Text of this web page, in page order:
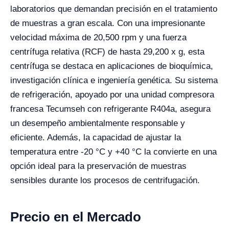
laboratorios que demandan precisión en el tratamiento
de muestras a gran escala. Con una impresionante
velocidad máxima de 20,500 rpm y una fuerza
centrífuga relativa (RCF) de hasta 29,200 x g, esta
centrífuga se destaca en aplicaciones de bioquímica,
investigación clínica e ingeniería genética. Su sistema
de refrigeración, apoyado por una unidad compresora
francesa Tecumseh con refrigerante R404a, asegura
un desempeño ambientalmente responsable y
eficiente. Además, la capacidad de ajustar la
temperatura entre -20 °C y +40 °C la convierte en una
opción ideal para la preservación de muestras
sensibles durante los procesos de centrifugación.
Precio en el Mercado